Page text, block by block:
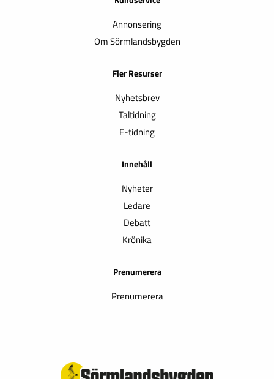
Annonsering
Om Sörmlandsbygden
Fler Resurser
Nyhetsbrev
Taltidning
E-tidning
Innehåll
Nyheter
Ledare
Debatt
Krönika
Prenumerera
Prenumerera